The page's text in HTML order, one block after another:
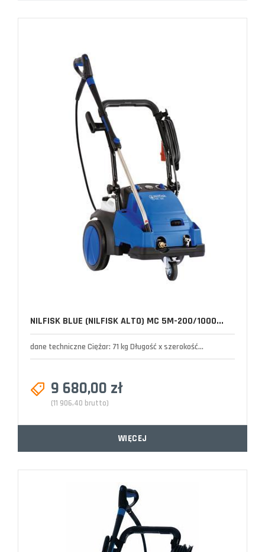
NILFISK BLUE (NILFISK ALTO) MC 5M-200/1000...
dane techniczne Ciężar: 71 kg Długość x szerokość...
9 680,00 zł
(11 906,40 brutto)
WIĘCEJ